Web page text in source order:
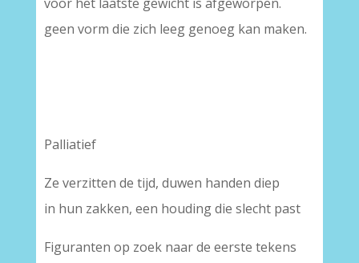
geen vorm die zich leeg genoeg kan maken.
Palliatief
Ze verzitten de tijd, duwen handen diep
in hun zakken, een houding die slecht past
Figuranten op zoek naar de eerste tekens